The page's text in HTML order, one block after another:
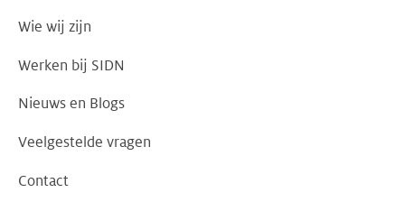
Wie wij zijn
Werken bij SIDN
Nieuws en Blogs
Veelgestelde vragen
Contact